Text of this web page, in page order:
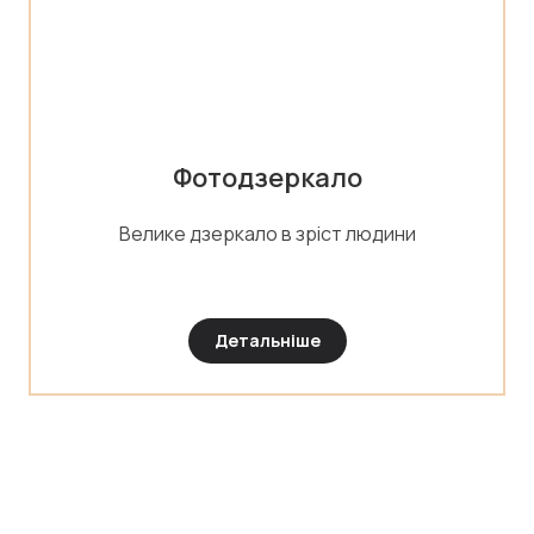
Фотодзеркало
Велике дзеркало в зріст людини
Детальніше